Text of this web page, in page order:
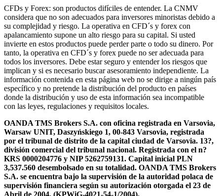
CFDs y Forex: son productos difíciles de entender. La CNMV
considera que no son adecuados para inversores minoristas debido a
su complejidad y riesgo. La operativa en CFD´s y forex con
apalancamiento supone un alto riesgo para su capital. Si usted
invierte en estos productos puede perder parte o todo su dinero. Por
tanto, la operativa en CFD´s y forex puede no ser adecuada para
todos los inversores. Debe estar seguro y entender los riesgos que
implican y si es necesario buscar asesoramiento independiente. La
información contenida en esta página web no se dirige a ningún país
específico y no pretende la distribución del producto en países
donde la distribución y uso de esta información sea incompatible
con las leyes, regulaciones y requisitos locales.
OANDA TMS Brokers S.A. con oficina registrada en Varsovia,
Warsaw UNIT, Daszyńskiego 1, 00-843 Varsovia, registrada
por el tribunal de distrito de la capital ciudad de Varsovia. 13?,
división comercial del tribunal nacional. Registrada con el n?
KRS 0000204776 y NIP 5262759131. Capital inicial PLN
3,537.560 desembolsado en su totalidad. OANDA TMS Brokers
S.A. se encuentra bajo la supervisión de la autoridad polaca de
supervisión financiera según su autorización otorgada el 23 de